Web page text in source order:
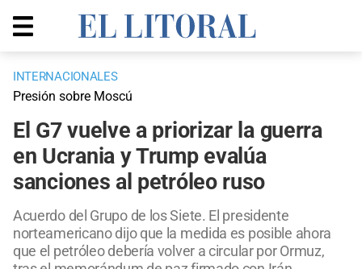
INTERNACIONALES
Presión sobre Moscú
El G7 vuelve a priorizar la guerra
en Ucrania y Trump evalúa
sanciones al petróleo ruso
Acuerdo del Grupo de los Siete. El presidente
norteamericano dijo que la medida es posible ahora
que el petróleo debería volver a circular por Ormuz,